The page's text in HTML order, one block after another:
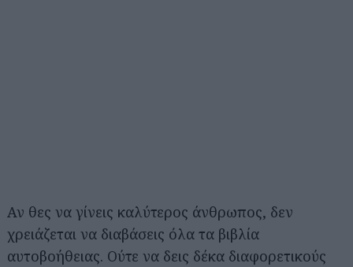
Αν θες να γίνεις καλύτερος άνθρωπος, δεν
χρειάζεται να διαβάσεις όλα τα βιβλία
αυτοβοήθειας. Ούτε να δεις δέκα διαφορετικούς